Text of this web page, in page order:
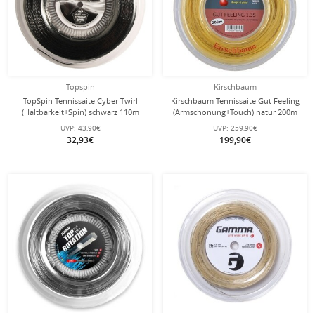
Topspin
TopSpin Tennissaite Cyber Twirl
(Haltbarkeit+Spin) schwarz 110m
Rolle
UVP: 43,90€
32,93€
Kirschbaum
Kirschbaum Tennissaite Gut Feeling
(Armschonung+Touch) natur 200m
Rolle
UVP: 259,90€
199,90€